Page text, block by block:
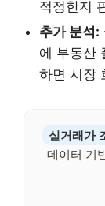
적정한지
추가 분석:
에 부동산
하면 시장
실거래가
데이터 기